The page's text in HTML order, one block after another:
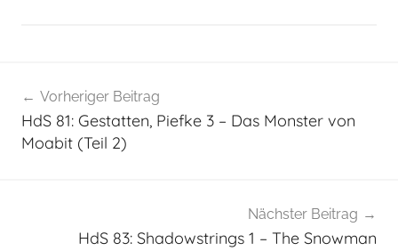
ö
r
s
Beitragsnavigation
Vorheriger Beitrag
HdS 81: Gestatten, Piefke 3 – Das Monster von
Moabit (Teil 2)
Nächster Beitrag
HdS 83: Shadowstrings 1 – The Snowman